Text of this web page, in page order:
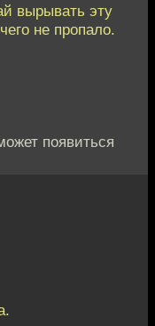
вырывать эту
не пропало.
появиться